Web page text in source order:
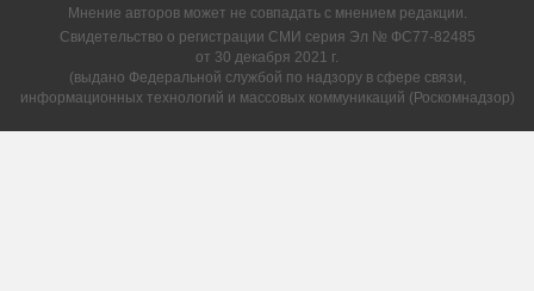
Мнение авторов может не совпадать с мнением редакции.
Свидетельство о регистрации СМИ серия Эл № ФС77-82485
от 30 декабря 2021 г.
(выдано Федеральной службой по надзору в сфере связи,
информационных технологий и массовых коммуникаций (Роскомнадзор)